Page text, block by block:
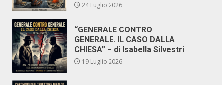
24 Luglio 2026
“GENERALE CONTRO
GENERALE. IL CASO DALLA
CHIESA” – di Isabella Silvestri
19 Luglio 2026